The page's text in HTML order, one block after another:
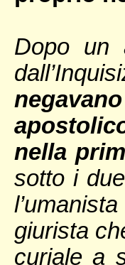
Dopo un
nella
sotto i
giurista
curiale a